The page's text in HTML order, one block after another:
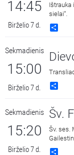
14:45
Birželio 7 d.
Ištrauka
sielai“.
Sekmadienis
15:00
Birželio 7 d.
Sekmadienis
15:20
Birželio 7 d.
Šv.
Šv. ses.